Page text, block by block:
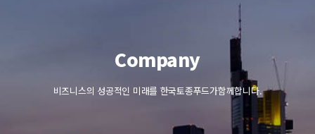
Company
비즈니스의 성공적인 미래를 한국토종푸드가함께합니다.